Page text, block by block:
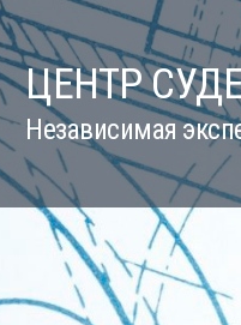
ЦЕНТР
Независимая